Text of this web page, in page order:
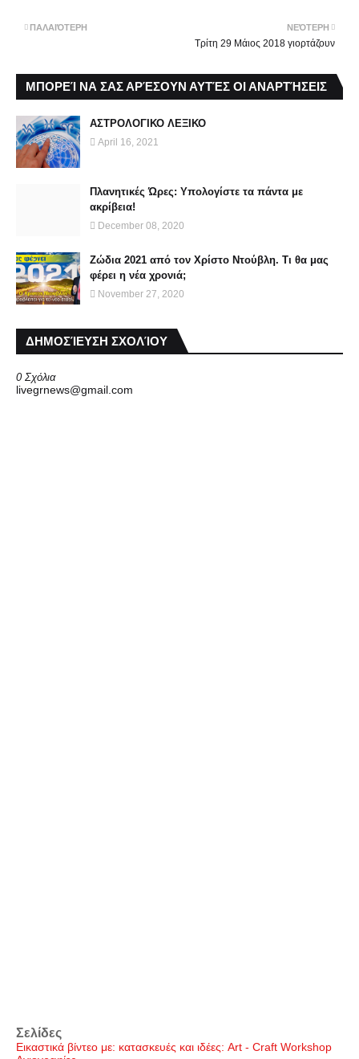
ΝΕΌΤΕΡΗ
Τρίτη 29 Μάιος 2018 γιορτάζουν
ΠΑΛΑΙΌΤΕΡΗ
ΜΠΟΡΕΊ ΝΑ ΣΑΣ ΑΡΈΣΟΥΝ ΑΥΤΈΣ ΟΙ ΑΝΑΡΤΉΣΕΙΣ
ΑΣΤΡΟΛΟΓΙΚΟ ΛΕΞΙΚΟ
April 16, 2021
Πλανητικές Ώρες: Υπολογίστε τα πάντα με
ακρίβεια!
December 08, 2020
Ζώδια 2021 από τον Χρίστο Ντούβλη. Τι θα μας
φέρει η νέα χρονιά;
November 27, 2020
ΔΗΜΟΣΊΕΥΣΗ ΣΧΟΛΊΟΥ
0 Σχόλια
livegrnews@gmail.com
Σελίδες
Εικαστικά βίντεο με: κατασκευές και ιδέες: Art - Craft Workshop